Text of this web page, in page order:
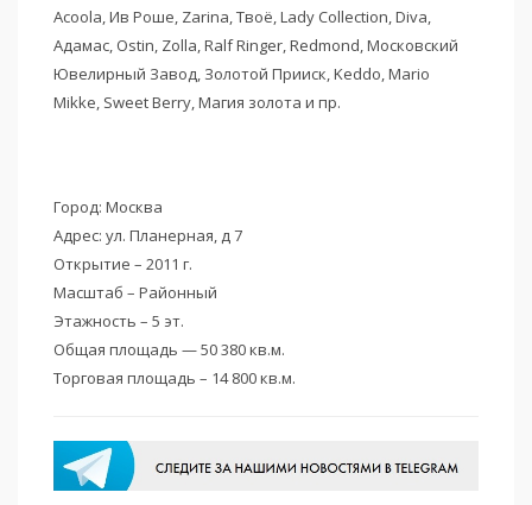
Acoola, Ив Роше, Zarina, Твоё, Lady Collection, Diva,
Адамас, Ostin, Zolla, Ralf Ringer, Redmond, Московский
Ювелирный Завод, Золотой Прииск, Keddo, Mario
Mikke, Sweet Berry, Магия золота и пр.
Город: Москва
Адрес: ул. Планерная, д 7
Открытие – 2011 г.
Масштаб – Районный
Этажность – 5 эт.
Общая площадь — 50 380 кв.м.
Торговая площадь – 14 800 кв.м.